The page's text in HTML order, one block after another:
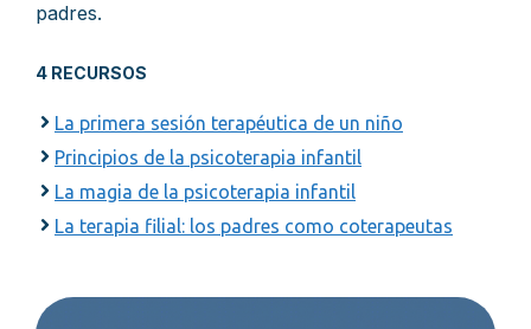
padres.
4 RECURSOS
La primera sesión terapéutica de un niño
Principios de la psicoterapia infantil
La magia de la psicoterapia infantil
La terapia filial: los padres como coterapeutas